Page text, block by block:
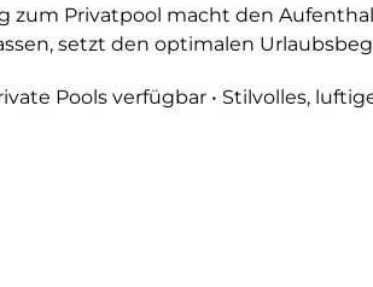
zum Privatpool macht den
setzt den optimalen
Pools verfügbar • Stilvolles,